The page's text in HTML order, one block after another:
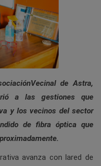
de Astra,
a las gestiones que
y los vecinos del sector
de fibra óptica que
avanza con lared de